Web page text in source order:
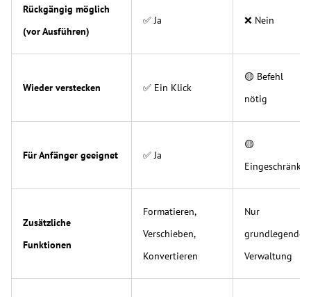
Rückgängig möglich
(vor Ausführen)
✅ Ja ❌ Nein
Wieder verstecken ✅ Ein Klick
🟡 Befehl
nötig
Für Anfänger geeignet ✅ Ja
🟡
Eingeschränkt
Zusätzliche
Funktionen
Formatieren,
Verschieben,
Konvertieren
Nur
grundlegende
Verwaltung